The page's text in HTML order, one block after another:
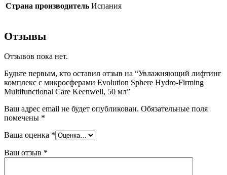
Страна производитель Испания
Отзывы
Отзывов пока нет.
Будьте первым, кто оставил отзыв на “Увлажняющий лифтинг
комплекс с микросферами Evolution Sphere Hydro-Firming
Multifunctional Care Keenwell, 50 мл”
Ваш адрес email не будет опубликован. Обязательные поля
помечены *
Ваша оценка *
Ваш отзыв *